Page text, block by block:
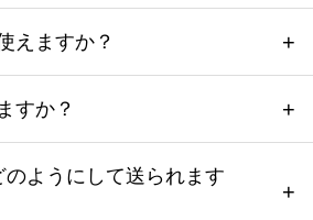
えますか？
すか？
ようにして送られます